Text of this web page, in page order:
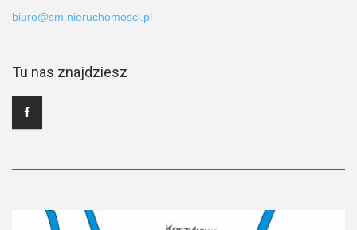
biuro@sm.nieruchomosci.pl
Tu nas znajdziesz